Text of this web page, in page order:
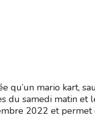
qu’un mario kart,
du samedi matin et
2022 et permet